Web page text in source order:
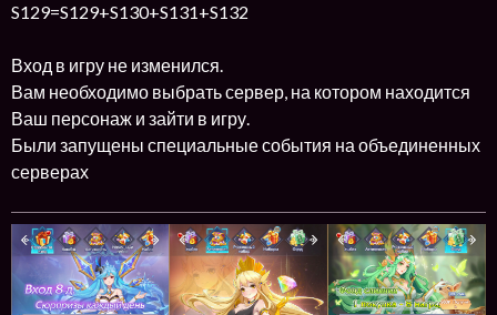
S129=S129+S130+S131+S132
Вход в игру не изменился.
Вам необходимо выбрать сервер, на котором находится
Ваш персонаж и зайти в игру.
Были запущены специальные события на объединенных
серверах